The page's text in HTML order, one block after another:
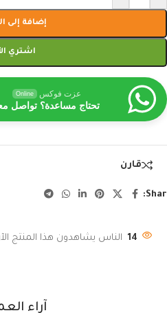
إضافة إلى
اشتري
عزت فوكس Online
تحتاج مساعدة؟ تواصل
قارن
14 الناس يشاهدون هذا المنتج
آراء